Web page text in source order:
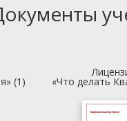
(1) «Что делать